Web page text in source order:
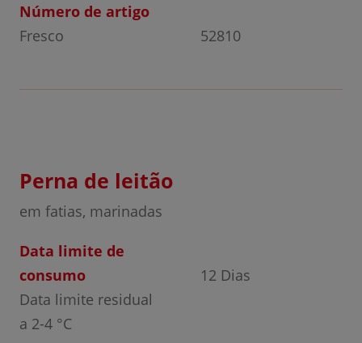
Número de artigo
Fresco
52810
Perna de leitão
em fatias, marinadas
Data limite de
consumo
Data limite residual
a 2-4 °C
12 Dias